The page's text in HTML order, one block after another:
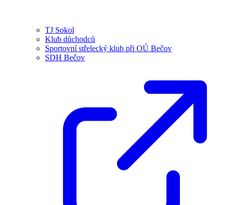
TJ Sokol
Klub důchodců
Sportovní střelecký klub při OÚ Bečov
SDH Bečov